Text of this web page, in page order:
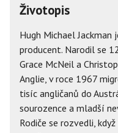
Životopis
Hugh Michael Jackman
producent. Narodil se
Grace McNeil a
Anglie, v roce 1967
tisíc angličanů do
sourozence a mladší
Rodiče se rozvedli,